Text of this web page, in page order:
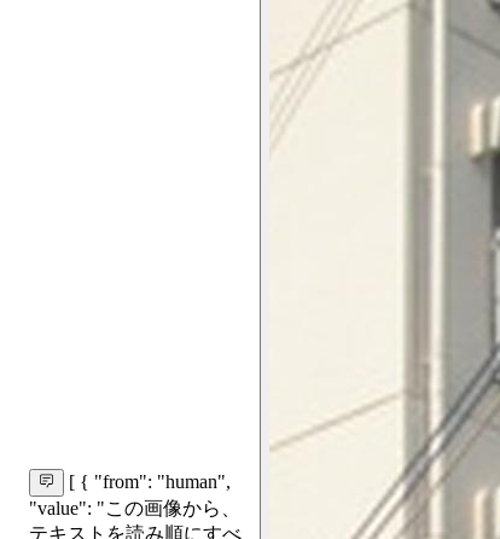
[ { "from": "human",
"value": "この画像から、
テキストを読み順にすべ